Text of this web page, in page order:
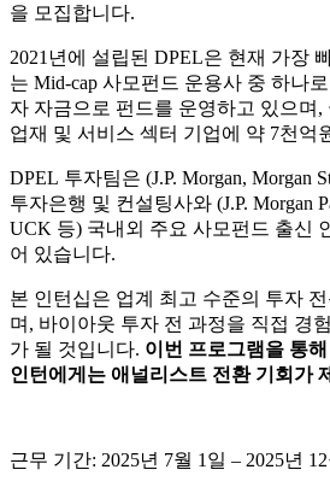
을 모집합니다.
2021 년에 설립된 DPEL은 현재 가장
는 Mid-cap 사모펀드 운용사 중 하나
자 자금으로 펀드를 운영하고 있으며 ,
업재 및 서비스 섹터 기업에 약 7천억
DPEL 투자팀은 (J.P. Morgan, Morgan
투자은행 및 컨설팅사와 (J.P. Morgan
UCK 등) 국내외 주요 사모펀드 출신
어 있습니다.
본 인턴십은 업계 최고 수준의 투자
며 , 바이아웃 투자 전 과정을 직접 경
가 될 것입니다. 이번 프로그램을 통
인턴에게는 애널리스트 전환 기회가
근무 기간: 2025년 7월 1 일 – 2025년 12